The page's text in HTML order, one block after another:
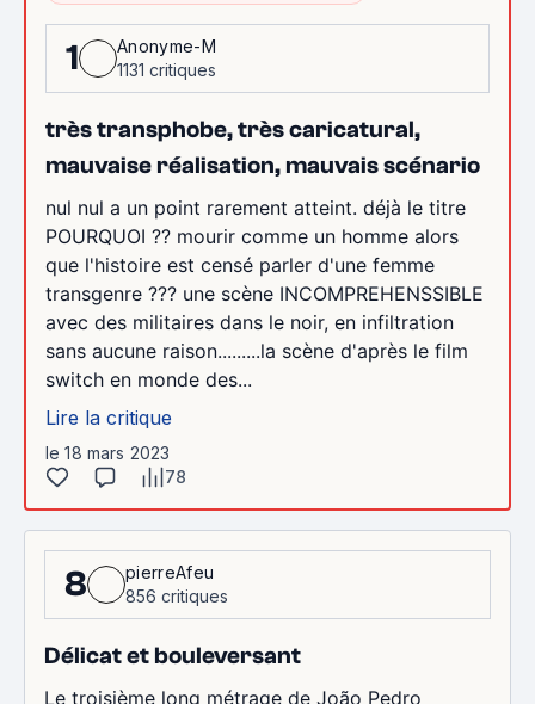
1
Anonyme-M
1131 critiques
très transphobe, très caricatural,
mauvaise réalisation, mauvais scénario
nul nul a un point rarement atteint. déjà le titre
POURQUOI ?? mourir comme un homme alors
que l'histoire est censé parler d'une femme
transgenre ??? une scène INCOMPREHENSSIBLE
avec des militaires dans le noir, en infiltration
sans aucune raison.........la scène d'après le film
switch en monde des...
Lire la critique
le 18 mars 2023
78
8
pierreAfeu
856 critiques
Délicat et bouleversant
Le troisième long métrage de João Pedro